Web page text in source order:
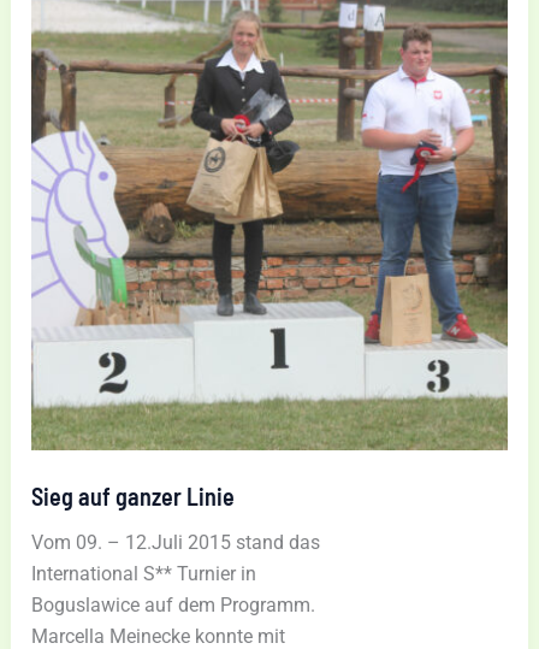
Sieg auf ganzer Linie
Vom 09. – 12.Juli 2015 stand das
International S** Turnier in
Boguslawice auf dem Programm.
Marcella Meinecke konnte mit